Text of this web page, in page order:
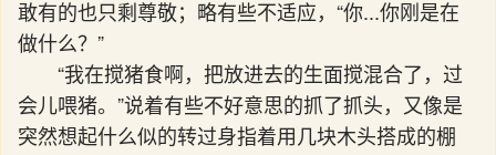
敢有的也只剩尊敬；略有些不适应，“你...你刚是在
做什么？”
“我在搅猪食啊，把放进去的生面搅混合了，过
会儿喂猪。”说着有些不好意思的抓了抓头，又像是
突然想起什么似的转过身指着用几块木头搭成的棚